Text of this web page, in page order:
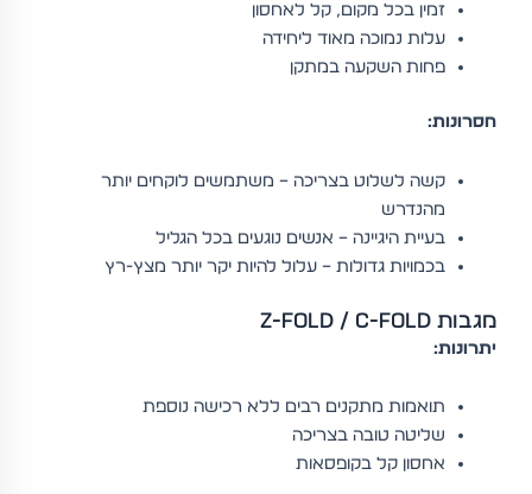
זמין בכל מקום, קל לאחסון
עלות נמוכה מאוד ליחידה
פחות השקעה במתקן
חסרונות:
קשה לשלוט בצריכה – משתמשים לוקחים יותר
מהנדרש
בעיית היגיינה – אנשים נוגעים בכל הגליל
בכמויות גדולות – עלול להיות יקר יותר מצץ-רץ
מגבות Z-Fold / C-Fold
יתרונות:
תואמות מתקנים רבים ללא רכישה נוספת
שליטה טובה בצריכה
אחסון קל בקופסאות